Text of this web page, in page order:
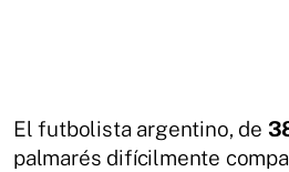
El futbolista argentino, de
palmarés difícilmente